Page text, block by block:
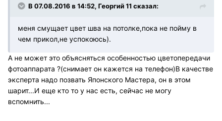
В 07.08.2016 в 14:52, Георгий 11 сказал:
меня смущает цвет шва на потолке,пока не пойму в
чем прикол,не успокоюсь).
А не может это объясняться особенностью цветопередачи
фотоаппарата ?(снимает он кажется на телефон)В качестве
эксперта надо позвать Японского Мастера, он в этом
шарит...И еще кто то у нас есть, сейчас не могу
вспомнить...